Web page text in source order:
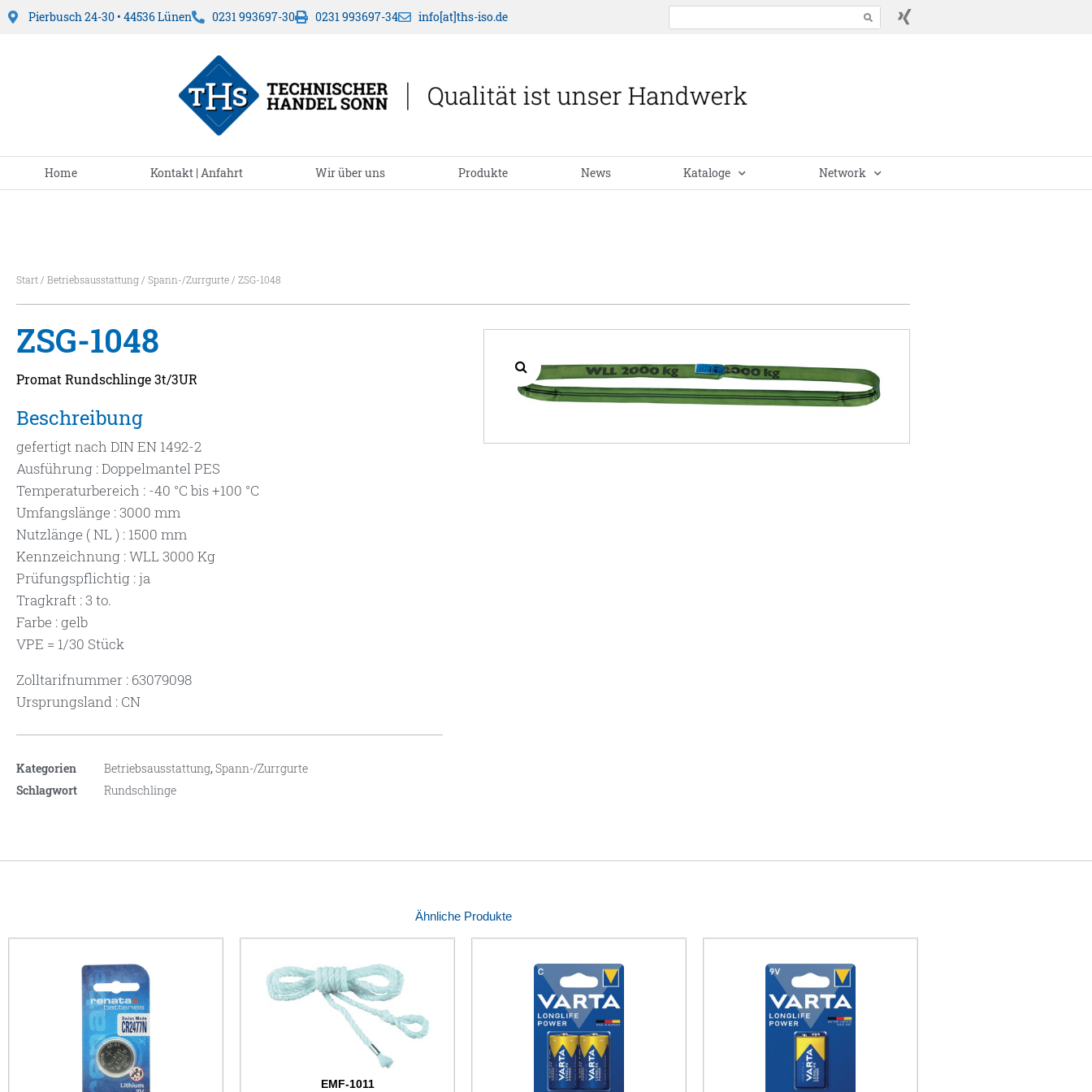
Pierbusch 24-30 • 44536 Lünen 0231 993697-30 0231 993697-34 info[at]ths-iso.de
Home Kontakt | Anfahrt Wir über uns Produkte News Kataloge Network
Start / Betriebsausstattung / Spann-/Zurrgurte / ZSG-1048
ZSG-1048
Promat Rundschlinge 3t/3UR
Beschreibung
gefertigt nach DIN EN 1492-2
Ausführung : Doppelmantel PES
Temperaturbereich : -40 °C bis +100 °C
Umfangslänge : 3000 mm
Nutzlänge ( NL ) : 1500 mm
Kennzeichnung : WLL 3000 Kg
Prüfungspflichtig : ja
Tragkraft : 3 to.
Farbe : gelb
VPE = 1/30 Stück
Zolltarifnummer : 63079098
Ursprungsland : CN
Kategorien Betriebsausstattung,Spann-/Zurrgurte
Schlagwort
Rundschlinge
Ähnliche Produkte
EMF-1011